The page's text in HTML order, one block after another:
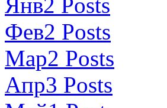
Фев2 Posts
Мар2 Posts
Апр3 Posts